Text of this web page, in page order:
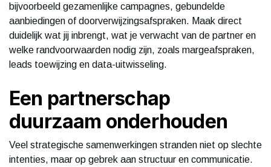
bijvoorbeeld gezamenlijke campagnes, gebundelde
aanbiedingen of doorverwijzingsafspraken. Maak direct
duidelijk wat jij inbrengt, wat je verwacht van de partner en
welke randvoorwaarden nodig zijn, zoals margeafspraken,
leads toewijzing en data-uitwisseling.
Een partnerschap
duurzaam onderhouden
Veel strategische samenwerkingen stranden niet op slechte
intenties, maar op gebrek aan structuur en communicatie.